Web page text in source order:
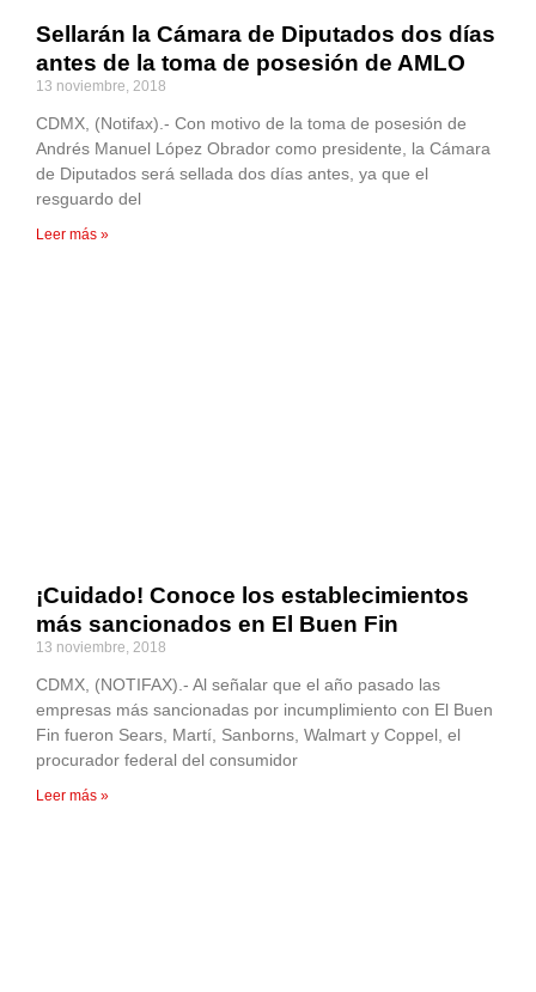
Sellarán la Cámara de Diputados dos días
antes de la toma de posesión de AMLO
13 noviembre, 2018
CDMX, (Notifax).- Con motivo de la toma de posesión de
Andrés Manuel López Obrador como presidente, la Cámara
de Diputados será sellada dos días antes, ya que el
resguardo del
Leer más »
¡Cuidado! Conoce los establecimientos
más sancionados en El Buen Fin
13 noviembre, 2018
CDMX, (NOTIFAX).- Al señalar que el año pasado las
empresas más sancionadas por incumplimiento con El Buen
Fin fueron Sears, Martí, Sanborns, Walmart y Coppel, el
procurador federal del consumidor
Leer más »